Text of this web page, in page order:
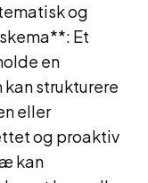
og
Et
en
strukturere
eller
og proaktiv
kan